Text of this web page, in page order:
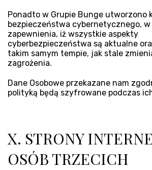
Ponadto w Grupie Bunge utworzono
bezpieczeństwa cybernetycznego, w
zapewnienia, iż wszystkie aspekty
cyberbezpieczeństwa są aktualne
takim samym tempie, jak stale
zagrożenia.
Dane Osobowe przekazane nam
polityką będą szyfrowane podczas
X. STRONY
OSÓB TRZECICH